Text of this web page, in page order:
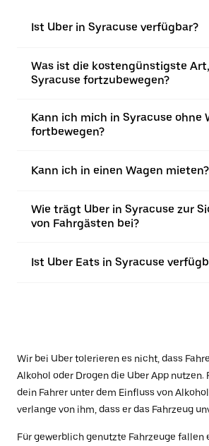
Ist Uber in Syracuse verfügbar?
Was ist die kostengünstigste
Syracuse fortzubewegen?
Kann ich mich in Syracuse ohne
fortbewegen?
Kann ich in einen Wagen
Wie trägt Uber in Syracuse zur
von Fahrgästen bei?
Ist Uber Eats in Syracuse
Wir bei Uber tolerieren es nicht, dass
Alkohol oder Drogen die Uber App nutzen.
dein Fahrer unter dem Einfluss von
verlange von ihm, dass er das Fahrzeug
Für gewerblich genutzte Fahrzeuge fallen